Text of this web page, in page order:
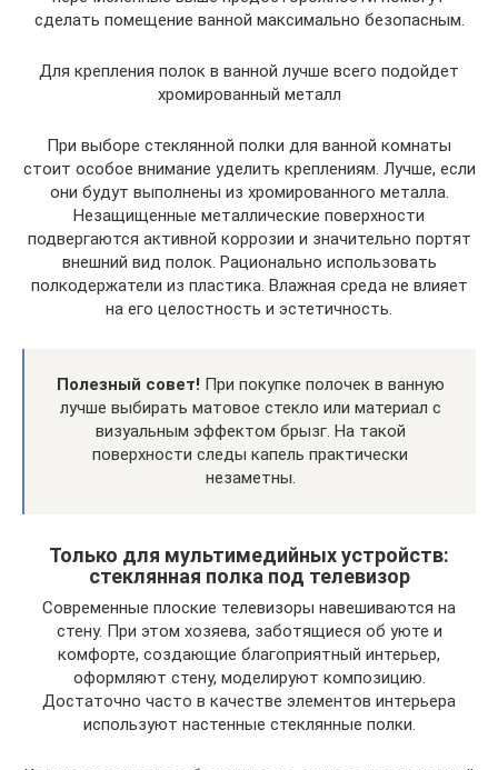
сделать помещение ванной максимально безопасным.
Для крепления полок в ванной лучше всего подойдет
хромированный металл
При выборе стеклянной полки для ванной комнаты
стоит особое внимание уделить креплениям. Лучше, если
они будут выполнены из хромированного металла.
Незащищенные металлические поверхности
подвергаются активной коррозии и значительно портят
внешний вид полок. Рационально использовать
полкодержатели из пластика. Влажная среда не влияет
на его целостность и эстетичность.
Полезный совет! При покупке полочек в ванную
лучше выбирать матовое стекло или материал с
визуальным эффектом брызг. На такой
поверхности следы капель практически
незаметны.
Только для мультимедийных устройств:
стеклянная полка под телевизор
Современные плоские телевизоры навешиваются на
стену. При этом хозяева, заботящиеся об уюте и
комфорте, создающие благоприятный интерьер,
оформляют стену, моделируют композицию.
Достаточно часто в качестве элементов интерьера
используют настенные стеклянные полки.